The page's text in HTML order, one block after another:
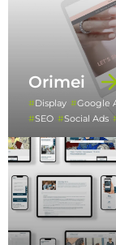
Orimei
Display Google
SEO
Social Ads